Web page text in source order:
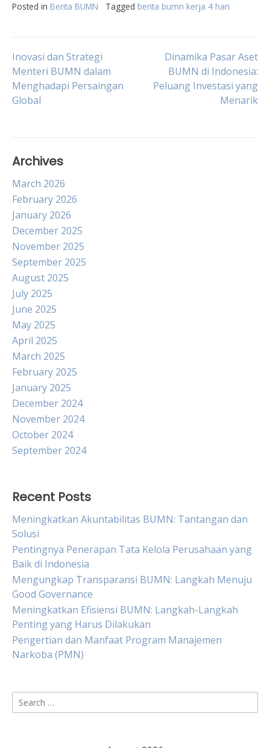
Posted in Berita BUMN Tagged berita bumn kerja 4 hari
Post
navigation
Inovasi dan Strategi
Menteri BUMN dalam
Menghadapi Persaingan
Global
Dinamika Pasar Aset
BUMN di Indonesia:
Peluang Investasi yang
Menarik
Archives
March 2026
February 2026
January 2026
December 2025
November 2025
September 2025
August 2025
July 2025
June 2025
May 2025
April 2025
March 2025
February 2025
January 2025
December 2024
November 2024
October 2024
September 2024
Recent Posts
Meningkatkan Akuntabilitas BUMN: Tantangan dan
Solusi
Pentingnya Penerapan Tata Kelola Perusahaan yang
Baik di Indonesia
Mengungkap Transparansi BUMN: Langkah Menuju
Good Governance
Meningkatkan Efisiensi BUMN: Langkah-Langkah
Penting yang Harus Dilakukan
Pengertian dan Manfaat Program Manajemen
Narkoba (PMN)
Search
for: